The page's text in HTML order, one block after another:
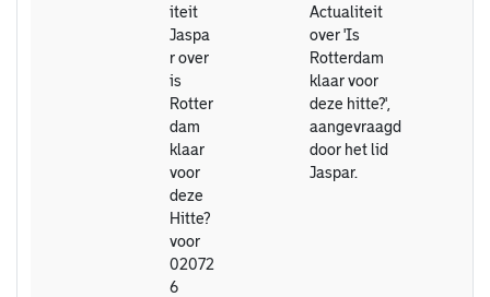
iteit
Jaspa
r over
is
Rotter
dam
klaar
voor
deze
Hitte?
voor
02072
6
Actualiteit
over 'Is
Rotterdam
klaar voor
deze hitte?',
aangevraagd
door het lid
Jaspar.